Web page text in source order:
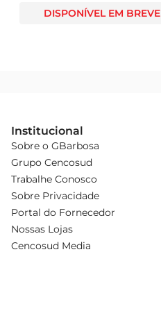
DISPONÍVEL EM BREVE
Institucional
Sobre o GBarbosa
Grupo Cencosud
Trabalhe Conosco
Sobre Privacidade
Portal do Fornecedor
Nossas Lojas
Cencosud Media